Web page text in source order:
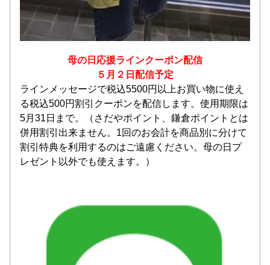
母の日応援ラインクーポン配信
５月２日配信予定
ラインメッセージで税込5500円以上お買い物に使え
る税込500円割引クーポンを配信します。使用期限は
5月31日まで。（さだやポイント、鎌倉ポイントとは
併用割引出来ません。1回のお会計を商品別に分けて
割引特典を利用するのはご遠慮ください。母の日プ
レゼント以外でも使えます。）